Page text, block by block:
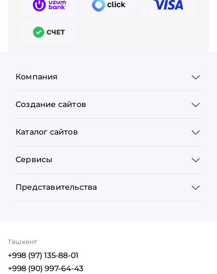
Компания
Создание сайтов
Каталог сайтов
Сервисы
Представительства
Ташкент
+998 (97) 135-88-01
+998 (90) 997-64-43